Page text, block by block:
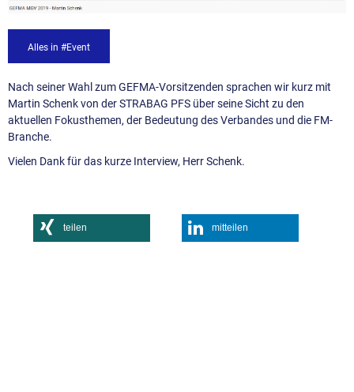
Alles in #Event
Nach seiner Wahl zum GEFMA-Vorsitzenden sprachen wir kurz mit
Martin Schenk von der STRABAG PFS über seine Sicht zu den
aktuellen Fokusthemen, der Bedeutung des Verbandes und die FM-
Branche.
Vielen Dank für das kurze Interview, Herr Schenk.
teilen mitteilen